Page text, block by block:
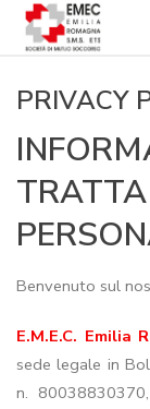
PRIVACY
Benvenuto sul
E.M.E.C. Emilia
sede legale in
n.